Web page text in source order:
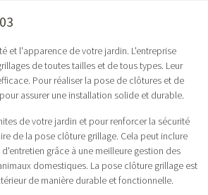
et l'apparence de votre jardin. L'entreprise
de toutes tailles et de tous types. Leur
Pour réaliser la pose de clôtures et de
assurer une installation solide et durable.
de votre jardin et pour renforcer la sécurité
de la pose clôture grillage. Cela peut inclure
grâce à une meilleure gestion des
domestiques. La pose clôture grillage est
de manière durable et fonctionnelle.